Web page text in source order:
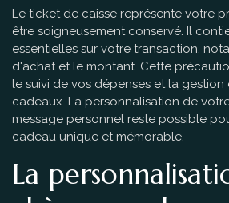
Le ticket de caisse représente votre
être soigneusement conservé. Il
essentielles sur votre transaction,
d'achat et le montant. Cette
le suivi de vos dépenses et la gestion
cadeaux. La personnalisation de
message personnel reste possible
cadeau unique et mémorable.
La